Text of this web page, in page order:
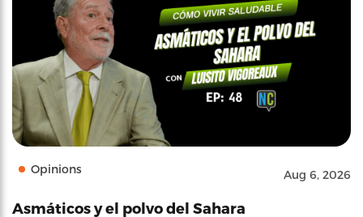
Opinions Aug 6, 2026
Asmáticos y el polvo del Sahara